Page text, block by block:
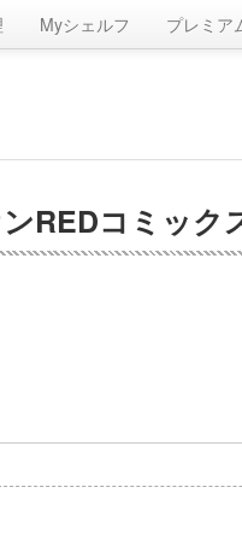
Myシェルフ プレミア
REDコミック